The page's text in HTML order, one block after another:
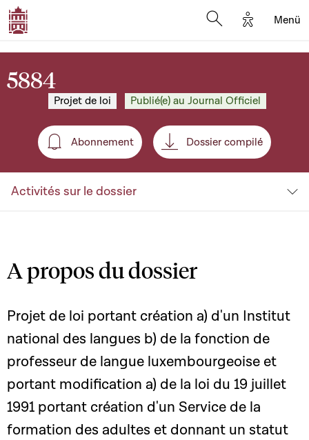
Options
Menü
5884
Projet de loi Publié(e) au Journal Officiel
Abonnement
Abonnement Dossier compilé
Activités sur le dossier
A propos du dossier
Projet de loi portant création a) d'un Institut
national des langues b) de la fonction de
professeur de langue luxembourgeoise et
portant modification a) de la loi du 19 juillet
1991 portant création d'un Service de la
formation des adultes et donnant un statut